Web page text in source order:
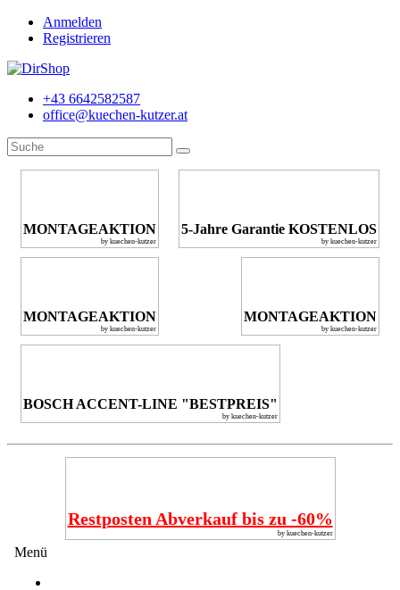
Anmelden
Registrieren
+43 6642582587
office@kuechen-kutzer.at
MONTAGEAKTION
by kuechen-kutzer
5-Jahre Garantie KOSTENLOS
by kuechen-kutzer
MONTAGEAKTION
by kuechen-kutzer
MONTAGEAKTION
by kuechen-kutzer
BOSCH ACCENT-LINE "BESTPREIS"
by kuechen-kutzer
Restposten Abverkauf bis zu -60%
by kuechen-kutzer
Menü